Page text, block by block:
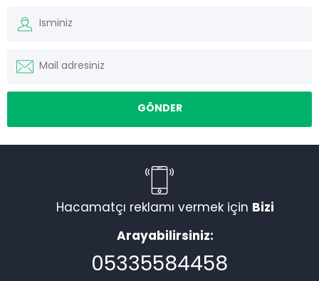
Hacamatçı reklamı vermek için Bizi
Arayabilirsiniz:
05335584458